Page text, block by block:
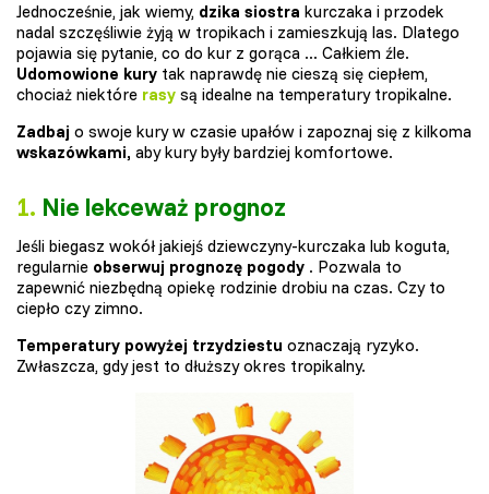
Jednocześnie, jak wiemy, dzika siostra kurczaka i przodek
nadal szczęśliwie żyją w tropikach i zamieszkują las. Dlatego
pojawia się pytanie, co do kur z gorąca ... Całkiem źle.
Udomowione kury tak naprawdę nie cieszą się ciepłem,
chociaż niektóre rasy są idealne na temperatury tropikalne.
Zadbaj o swoje kury w czasie upałów i zapoznaj się z kilkoma
wskazówkami, aby kury były bardziej komfortowe.
1. Nie lekceważ prognoz
Jeśli biegasz wokół jakiejś dziewczyny-kurczaka lub koguta,
regularnie obserwuj prognozę pogody . Pozwala to
zapewnić niezbędną opiekę rodzinie drobiu na czas. Czy to
ciepło czy zimno.
Temperatury powyżej trzydziestu oznaczają ryzyko.
Zwłaszcza, gdy jest to dłuższy okres tropikalny.